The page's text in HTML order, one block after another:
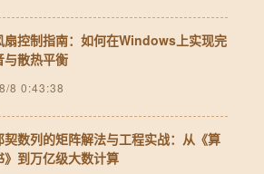
扇控制指南：如何在Windows上实现完
与散热平衡
8 0:43:38
契数列的矩阵解法与工程实战：从《算
》到万亿级大数计算